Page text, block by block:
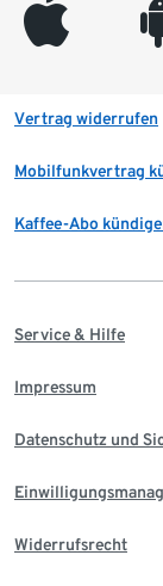
appleinc
Vertrag widerrufen
Mobilfunkvertrag
Kaffee-Abo
Service & Hilfe
Impressum
Datenschutz und
Widerrufsrecht